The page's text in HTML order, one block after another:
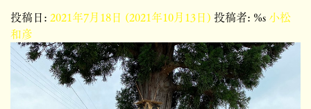
投稿日:2021年7月18日 (2021年10月13日) 投稿者: %s小松
和彦